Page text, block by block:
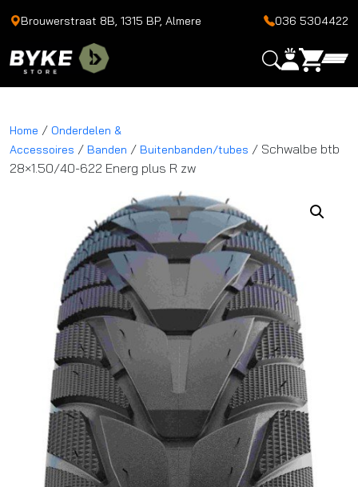
Brouwerstraat 8B, 1315 BP, Almere 036 5304422
Home / Onderdelen &
Accessoires / Banden / Buitenbanden/tubes / Schwalbe btb
28×1.50/40-622 Energ plus R zw